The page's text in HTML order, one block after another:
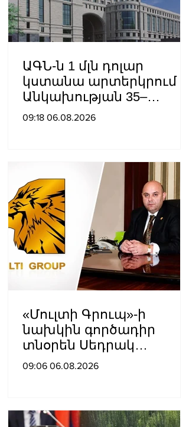
ԱԳՆ-ն 1 մլն դոլար
կստանա արտերկրում
Անկախության 35–
ամյակի
09:18 06.08.2026
«Մուլտի Գրուպ»-ի
նախկին գործադիր
տնօրեն Սեդրակ
Առուստամյանը 2 ամսով
09:06 06.08.2026